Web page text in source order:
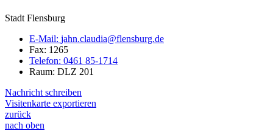
Stadt Flensburg
E-Mail: jahn.claudia@flensburg.de
Fax: 1265
Telefon: 0461 85-1714
Raum: DLZ 201
Nachricht schreiben
Visitenkarte exportieren
zurück
nach oben